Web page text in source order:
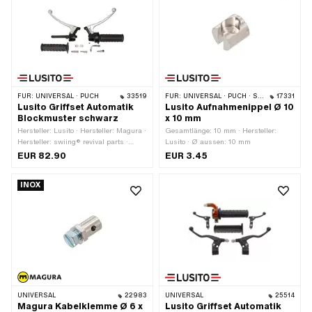
FÜR: UNIVERSAL · PUCH 33519
Lusito Griffset Automatik
Blockmuster schwarz
Hersteller: Lusito · Hersteller: Magura ·
Hersteller: swiing® revival parts ·
Material Gehäuse: Aluminium ·
Ø innen: 22 mm
EUR 82.90
FÜR: UNIVERSAL · PUCH · SACHS · PONY / CILO (BETA 521 & 512) 17331
Lusito Aufnahmenippel Ø 10
x 10 mm
Gesamtlänge: 10 mm · Hersteller:
Lusito · Ø aussen: 10 mm
EUR 3.45
INOX
UNIVERSAL 22983
Magura Kabelklemme Ø 6 x
UNIVERSAL 25514
Lusito Griffset Automatik